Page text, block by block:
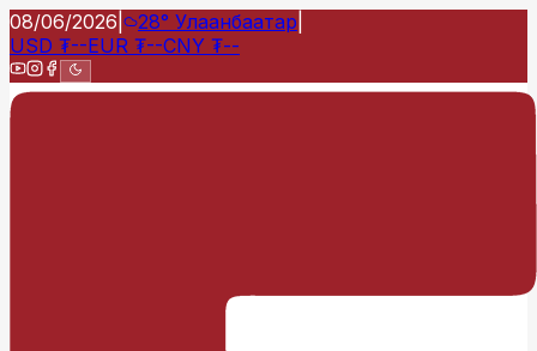
08/06/2026 28° Улаанбаатар
USD ₮--EUR ₮--CNY ₮--